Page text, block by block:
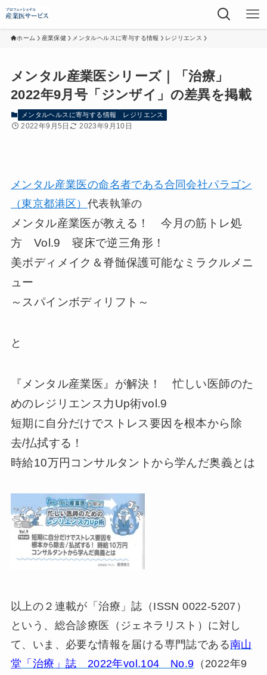
ホーム 産業保健 メンタルヘルスに寄与する情報 レジリエンス
メンタル産業医シリーズ｜「治療」
2022年9月号「ジンザイ」の差異を掲載
メンタルヘルスに寄与する情報 レジリエンス
2022年9月5日 2023年9月10日
メンタル産業医の命名者である合同会社パラゴン
（東京都港区） 代表執筆の
メンタル産業医が教える！ 今月の筋トレ処
方 Vol.9 寝床で逆三角形！
美ボディメイク＆脊髄保護可能なミラクルメニ
ュー
～スパインボディリフト～
と
『メンタル産業医』が解決！ 忙しい医師のた
めのレジリエンス力Up術vol.9
短期に自分だけでストレス要因を根本から除
去/払拭する！
時給10万円コンサルタントから学んだ奥義とは
以上の２連載が「治療」誌（ISSN 0022-5207）
という、総合診療医（ジェネラリスト）に対し
て、いま、必要な情報を届ける専門誌である南山
堂「治療」誌 2022年vol.104 No.9 （2022年9